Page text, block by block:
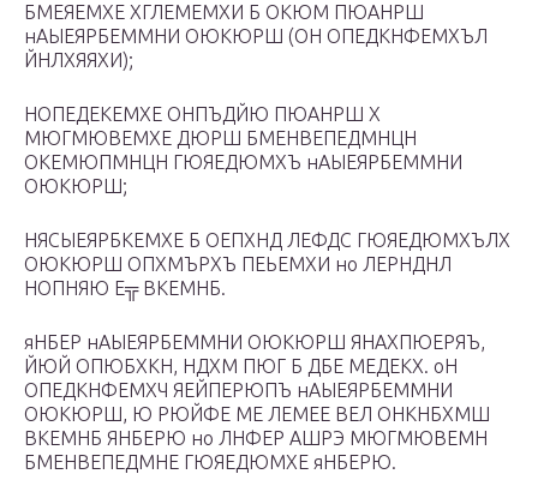
БМЕЯЕМХЕ ХГЛЕМЕМХИ Б ОКЮМ ПЮАНРШ
нАЫЕЯРБЕММНИ ОЮКЮРШ (ОН ОПЕДКНФЕМХЪЛ
ЙНЛХЯЯХИ);
НОПЕДЕКЕМХЕ ОНПЪДЙЮ ПЮАНРШ Х
МЮГМЮВЕМХЕ ДЮРШ БМЕНВЕПЕДМНЦН
ОКЕМЮПМНЦН ГЮЯЕДЮМХЪ нАЫЕЯРБЕММНИ
ОЮКЮРШ;
НЯСЫЕЯРБКЕМХЕ Б ОЕПХНД ЛЕФДС ГЮЯЕДЮМХЪЛХ
ОЮКЮРШ ОПХМЪРХЪ ПЕЬЕМХИ но ЛЕРНДНЛ
НОПНЯЮ Е╦ ВКЕМНБ.
яНБЕР нАЫЕЯРБЕММНИ ОЮКЮРШ ЯНАХПЮЕРЯЪ,
ЙЮЙ ОПЮБХКН, НДХМ ПЮГ Б ДБЕ МЕДЕКХ. оН
ОПЕДКНФЕМХЧ ЯЕЙПЕРЮПЪ нАЫЕЯРБЕММНИ
ОЮКЮРШ, Ю РЮЙФЕ МЕ ЛЕМЕЕ ВЕЛ ОНКНБХМШ
ВКЕМНБ ЯНБЕРЮ но ЛНФЕР АШРЭ МЮГМЮВЕМН
БМЕНВЕПЕДМНЕ ГЮЯЕДЮМХЕ яНБЕРЮ.